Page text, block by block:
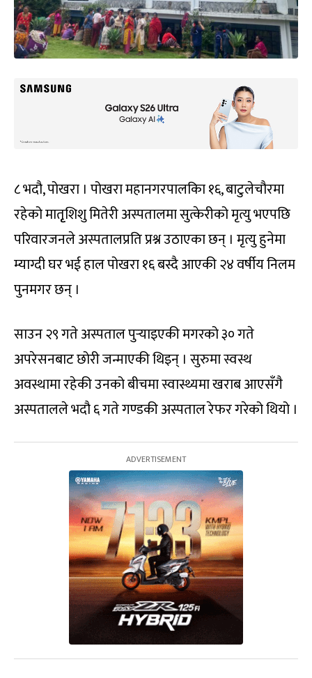
८ भदौ, पोखरा । पोखरा महानगरपालकिा १६, बाटुलेचौरमा
रहेको मातृृशिशु मितेरी अस्पतालमा सुत्केरीको मृत्यु भएपछि
परिवारजनले अस्पतालप्रति प्रश्न उठाएका छन् । मृत्यु हुनेमा
म्याग्दी घर भई हाल पोखरा १६ बस्दै आएकी २४ वर्षीय निलम
पुनमगर छन् ।
साउन २९ गते अस्पताल पुर्‍याइएकी मगरको ३० गते
अपरेसनबाट छोरी जन्माएकी थिइन् । सुरुमा स्वस्थ
अवस्थामा रहेकी उनको बीचमा स्वास्थ्यमा खराब आएसँगै
अस्पतालले भदौ ६ गते गण्डकी अस्पताल रेफर गरेको थियो ।